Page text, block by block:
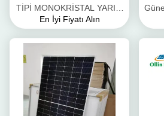
TİPİ MONOKRİSTAL YARIM
HÜCRE GÜNEŞ PANELİ
En İyi Fiyatı Alın